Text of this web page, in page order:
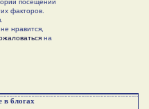
посещений
факторов.
нравится,
на
в блогах